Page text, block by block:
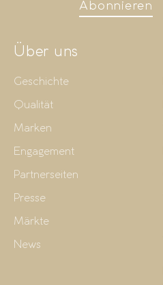
Abonnieren
Über uns
Geschichte
Qualität
Marken
Engagement
Partnerseiten
Presse
Märkte
News